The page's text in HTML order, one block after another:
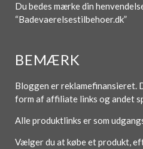
Du bedes mærke din
“Badevaerelsestilbehoer.dk”
BEMÆRK
Bloggen er reklamefinansieret.
form af affiliate links og andet
Alle produktlinks er som
Vælger du at købe et produkt,